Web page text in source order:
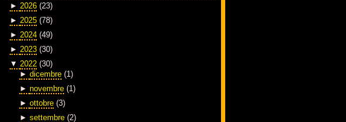
► 2026 (23)
► 2025 (78)
► 2024 (49)
► 2023 (30)
▼ 2022 (30)
► dicembre (1)
► novembre (1)
► ottobre (3)
► settembre (2)